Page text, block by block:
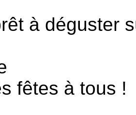
à déguster
fêtes à tous !